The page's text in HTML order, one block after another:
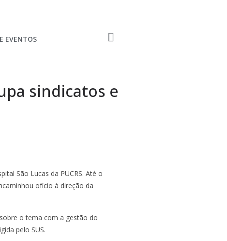
EVENTOS
sindicatos e
São Lucas da PUCRS. Até o
ofício à direção da
o tema com a gestão do
pelo SUS.